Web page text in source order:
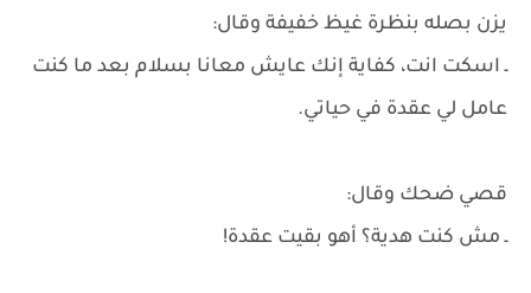
يزن بصله بنظرة غيظ خفيفة وقال:
ـ اسكت انت، كفاية إنك عايش معانا بسلام بعد ما كنت
عامل لي عقدة في حياتي.
قصي ضحك وقال:
ـ مش كنت هدية؟ أهو بقيت عقدة!